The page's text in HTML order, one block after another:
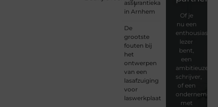
)
assurantiekantoor
in Arnhem
De
grootste
fouten bij
het
ontwerpen
van een
lasafzuiging
voor
laswerkplaatsen
Of je
nu een
enthousiaste
lezer
bent,
een
ambitieuze
schrijver,
of een
ondernemer
met